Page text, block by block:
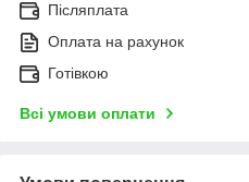
Післяплата
Оплата на рахунок
Готівкою
Всі умови оплати